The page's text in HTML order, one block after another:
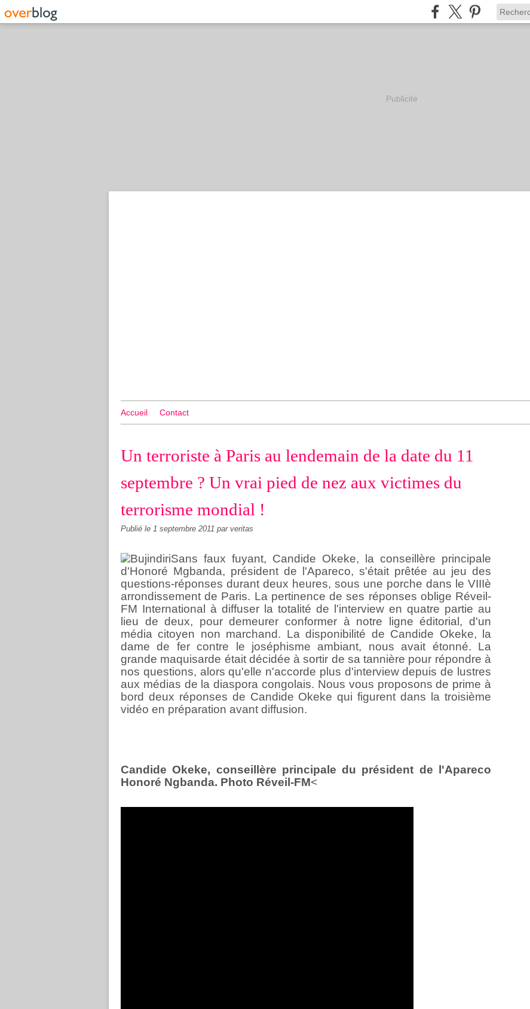
Publicité
Accueil Contact
Un terroriste à Paris au lendemain de la date du 11
septembre ? Un vrai pied de nez aux victimes du
terrorisme mondial !
Publié le 1 septembre 2011 par veritas
Sans faux fuyant, Candide Okeke, la conseillère principale
d'Honoré Mgbanda, président de l'Apareco, s'était prêtée au jeu des
questions-réponses durant deux heures, sous une porche dans le VIIIè
arrondissement de Paris. La pertinence de ses réponses oblige Réveil-
FM International à diffuser la totalité de l'interview en quatre partie au
lieu de deux, pour demeurer conformer à notre ligne éditorial, d'un
média citoyen non marchand. La disponibilité de Candide Okeke, la
dame de fer contre le joséphisme ambiant, nous avait étonné. La
grande maquisarde était décidée à sortir de sa tannière pour répondre à
nos questions, alors qu'elle n'accorde plus d'interview depuis de lustres
aux médias de la diaspora congolais. Nous vous proposons de prime à
bord deux réponses de Candide Okeke qui figurent dans la troisième
vidéo en préparation avant diffusion.
Candide Okeke, conseillère principale du président de l'Apareco
Honoré Ngbanda. Photo Réveil-FM<